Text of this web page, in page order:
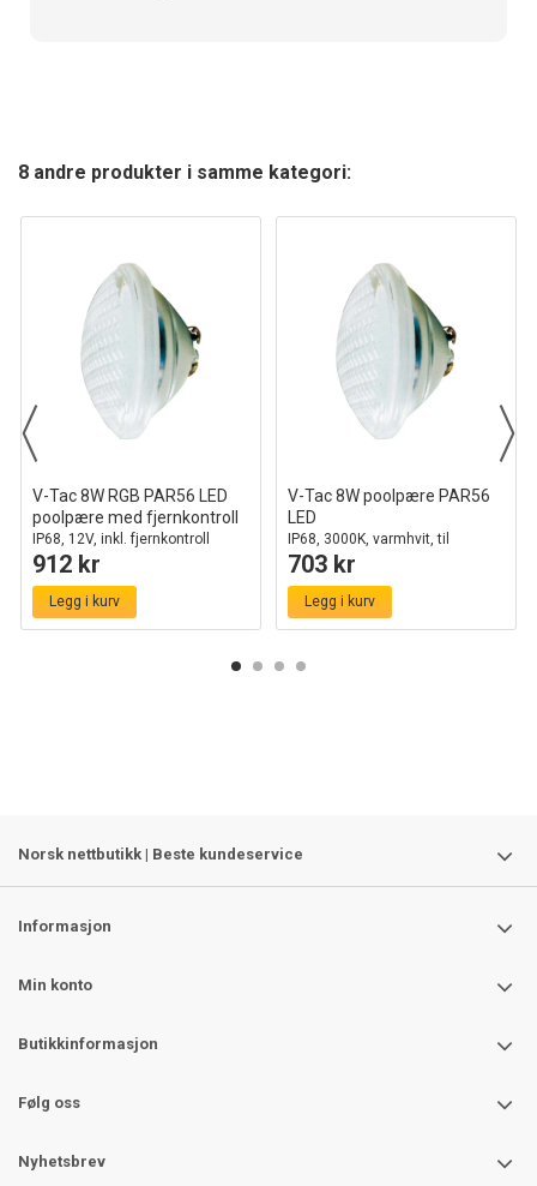
8 andre produkter i samme kategori:
V-Tac 8W RGB PAR56 LED
poolpære med fjernkontroll
IP68, 12V, inkl. fjernkontroll
912 kr
Legg i kurv
V-Tac 8W poolpære PAR56
LED
IP68, 3000K, varmhvit, til
svømmebasseng
703 kr
Legg i kurv
Norsk nettbutikk | Beste kundeservice
Informasjon
Min konto
Butikkinformasjon
Følg oss
Nyhetsbrev